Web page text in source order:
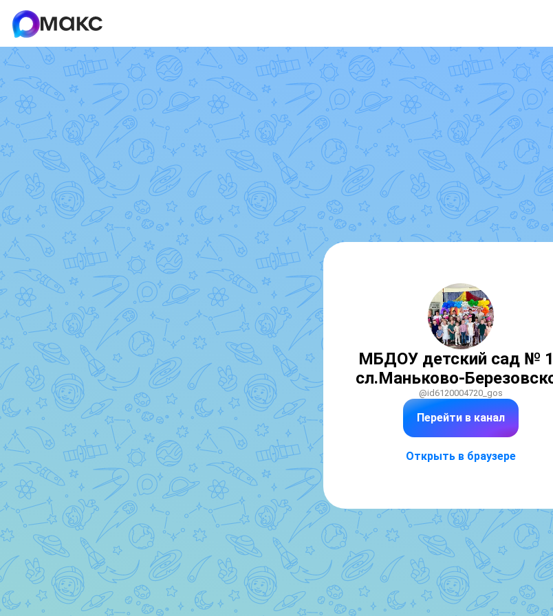
МБДОУ детский сад №
сл.Маньково-
@id6120004720_gos
Перейти в канал
Открыть в браузере